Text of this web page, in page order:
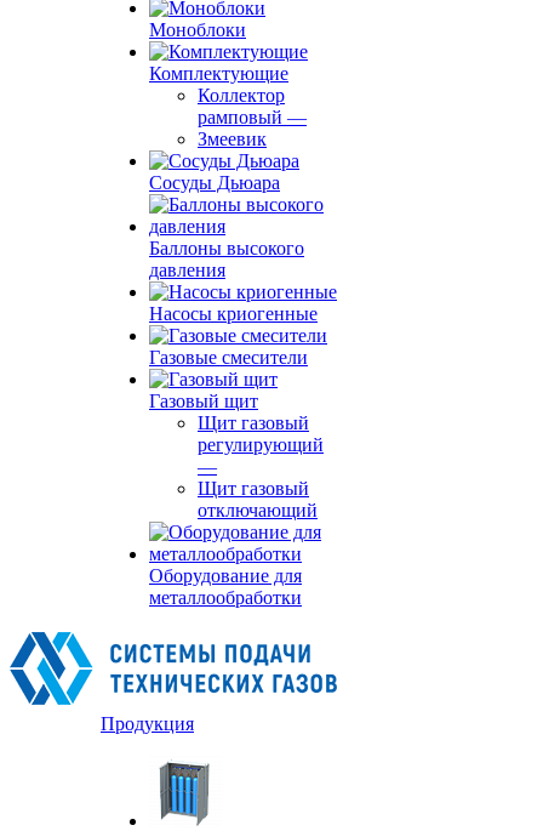
Моноблоки
Комплектующие
Коллектор
рамповый —
Змеевик
Сосуды Дьюара
Баллоны высокого
давления
Насосы криогенные
Газовые смесители
Газовый щит
Щит газовый
регулирующий
—
Щит газовый
отключающий
Оборудование для
металлообработки
Продукция